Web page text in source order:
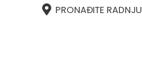
PRONAĐITE RADNJU